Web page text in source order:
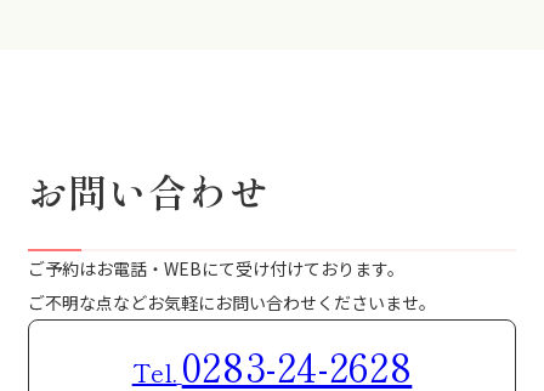
お問い合わせ
ご予約はお電話・WEBにて受け付けております。
ご不明な点などお気軽にお問い合わせくださいませ。
Tel. 0283-24-2628